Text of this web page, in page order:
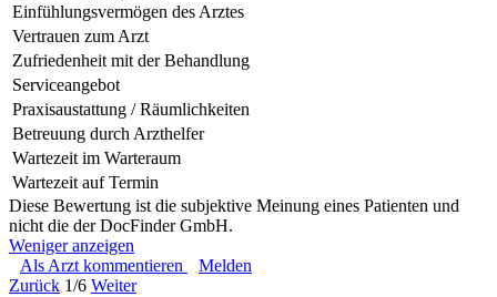
Einfühlungsvermögen des Arztes
Vertrauen zum Arzt
Zufriedenheit mit der Behandlung
Serviceangebot
Praxisaustattung / Räumlichkeiten
Betreuung durch Arzthelfer
Wartezeit im Warteraum
Wartezeit auf Termin
Diese Bewertung ist die subjektive Meinung eines Patienten und
nicht die der DocFinder GmbH.
Weniger anzeigen
Als Arzt kommentieren
Melden
Zurück 1/6 Weiter